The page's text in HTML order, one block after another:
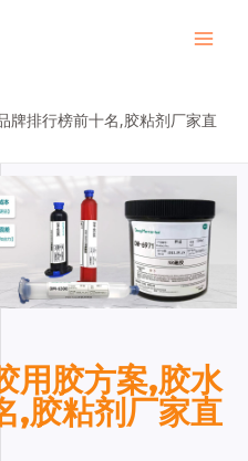
牌排行榜前十名,胶粘剂厂家直
用胶方案,胶水
,胶粘剂厂家直